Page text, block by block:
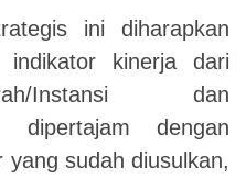
ini diharapkan
kinerja dari
Instansi dan
dipertajam dengan
yang sudah diusulkan,